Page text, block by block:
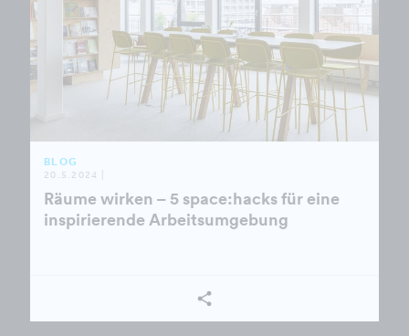
BLOG
20.5.2024 |
Räume wirken – 5 space:hacks für eine
inspirierende Arbeitsumgebung